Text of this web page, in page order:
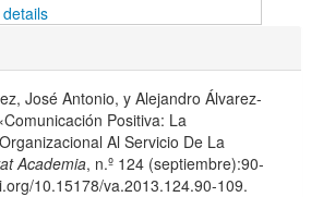
José Antonio, y Alejandro Álvarez-
Positiva: La
Al Servicio De La
Academia, n.º 124 (septiembre):90-
10.15178/va.2013.124.90-109.